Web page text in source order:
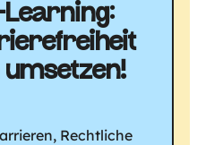
Rechtliche